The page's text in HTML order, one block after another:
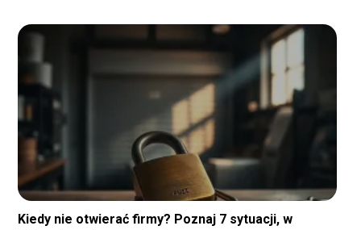
Kiedy nie otwierać firmy? Poznaj 7 sytuacji, w